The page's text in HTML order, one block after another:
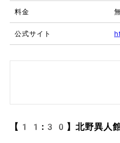
料金
公式サイト
【11:30】北野異人